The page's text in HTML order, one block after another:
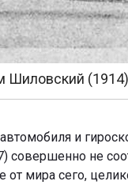
Шиловский (1914)
и
совершенно не
от мира сего,